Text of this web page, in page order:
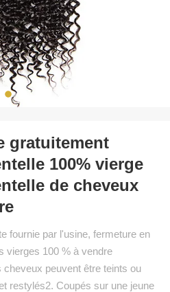
gratuitement
100% vierge
de cheveux
fournie par l'usine, fermeture en
vierges 100 % à vendre
peuvent être teints ou
restylés2. Coupés sur une jeune